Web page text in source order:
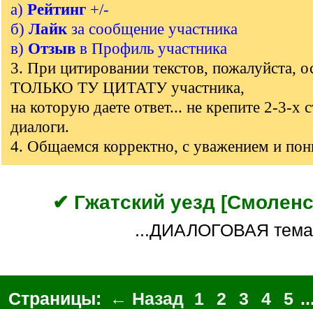
а) Рейтинг +/-
б) Лайкза сообщение участника
в) Отзыв в Профиль участника
3. При цитировании текстов, пожалуйста,
ТОЛЬКО ТУ ЦИТАТУ участника,
на которую даете ответ... не крепите 2-3-х
диалоги.
4. Общаемся корректно, с уважением и
✔ Гжатский уезд
...ДИАЛОГОВАЯ тема
Страницы: ← Назад 1 2 3 4 5